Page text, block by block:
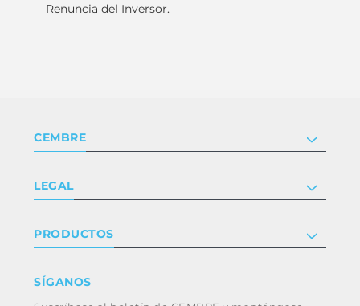
Renuncia del Inversor.
CEMBRE
Certificaciones
Trabaja con nosotros
LEGAL
Términos y condiciones
Whistleblowing
PRODUCTOS
Industria
SÍGANOS